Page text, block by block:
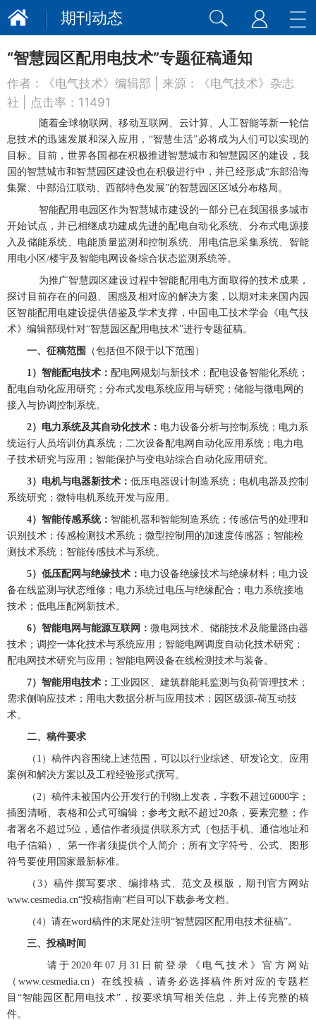
期刊动态
“智慧园区配用电技术”专题征稿通知
作者： 《电气技术》编辑部 | 来源：
《电气技术》杂志
社 | 点击率： 11491
随着全球物联网、移动互联网、云计算、人工智能等新一轮信
息技术的迅速发展和深入应用，“智慧生活”必将成为人们可以实现的
目标。
目前，世界各国都在积极推进智慧城市和智慧园区的建设，我
国的智慧城市和智慧园区建设也在积极进行中，并已经形成“东部沿海
集聚、中部沿江联动、西部特色发展”的智慧园区区域分布格局。
智能配用电园区作为智慧城市建设的一部分已在我国很多城市
开始试点，并已相继成功建成先进的配电自动化系统、分布式电源接
入及储能系统、电能质量监测和控制系统、用电信息采集系统、智能
用电小区/楼宇及智能电网设备综合状态监测系统等。
为推广智慧园区建设过程中智能配用电方面取得的技术成果，
探讨目前存在的问题、困惑及相对应的解决方案，以期对未来国内园
区智能配用电建设提供借鉴及学术支撑，中国电工技术学会《电气技
术》编辑部现针对“智慧园区配用电技术”进行专题征稿。
一、征稿范围 （包括但不限于以下范围）
1）智能配电技术： 配电网规划与新技术；配电设备智能化系统；
配电自动化应用研究；分布式发电系统应用与研究；储能与微电网的
接入与协调控制系统。
2）电力系统及其自动化技术： 电力设备分析与控制系统；电力系
统运行人员培训仿真系统；二次设备配电网自动化应用系统；电力电
子技术研究与应用；智能保护与变电站综合自动化应用研究。
3）电机与电器新技术： 低压电器设计制造系统；电机电器及控制
系统研究；微特电机系统开发与应用。
4）智能传感系统： 智能机器和智能制造系统；传感信号的处理和
识别技术；传感检测技术系统；微型控制用的加速度传感器；智能检
测技术系统；智能传感技术与系统。
5）低压配网与绝缘技术： 电力设备绝缘技术与绝缘材料；电力设
备在线监测与状态维修；电力系统过电压与绝缘配合；电力系统接地
技术；低电压配网新技术。
6）智能电网与能源互联网： 微电网技术、储能技术及能量路由器
技术；调控一体化技术与系统应用；智能电网调度自动化技术研究；
配电网技术研究与应用；智能电网设备在线检测技术与装备。
7）智能用电技术： 工业园区、建筑群能耗监测与负荷管理技术；
需求侧响应技术；用电大数据分析与应用技术；园区级源-荷互动技
术。
二、稿件要求
（1）稿件内容围绕上述范围，可以以行业综述、研发论文、应用
案例和解决方案以及工程经验形式撰写。
（2）稿件未被国内公开发行的刊物上发表，字数不超过6000字；
插图清晰、表格和公式可编辑；参考文献不超过20条，要素完整；作
者署名不超过5位，通信作者须提供联系方式（包括手机、通信地址和
电子信箱）、第一作者须提供个人简介；所有文字符号、公式、图形
符号要使用国家最新标准。
（3）稿件撰写要求、编排格式、范文及模版，期刊官方网站
www.cesmedia.cn“投稿指南”栏目可以下载参考文档。
（4）请在word稿件的末尾处注明“智慧园区配用电技术征稿”。
三、投稿时间
请于2020年07月31日前登录《电气技术》官方网站
（ www.cesmedia.cn）在线投稿，请务必选择稿件所对应的专题栏
目 “智能园区配用电技术” ，按要求填写相关信息，并上传完整的稿
件。